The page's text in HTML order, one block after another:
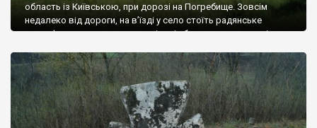
область із Київською, при дорозі на Погребище. Зовсім
недалеко від дороги, на в’їзді у село стоїть радянське
рельєфне пано, яке показує жінку і яблуню, а трохи далі, десь
не видно, але видно дві стареньких колії у траві – […]